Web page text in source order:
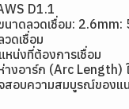
D1.1
นาดลวดเชื่อม:
ดเชื่อม
น่งที่ต้องการเชื่อม
ห่างอาร์ก (Arc
สอบความสมบูรณ์ของแ